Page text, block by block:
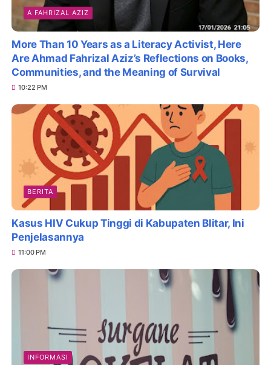
A FAHRIZAL AZIZ
More Than 10 Years as a Literacy Activist, Here
Are Ahmad Fahrizal Aziz’s Reflections on Books,
Communities, and the Meaning of Survival
10:22 PM
BERITA
Kasus HIV Cukup Tinggi di Kabupaten Blitar, Ini
Penjelasannya
11:00 PM
INFORMASI